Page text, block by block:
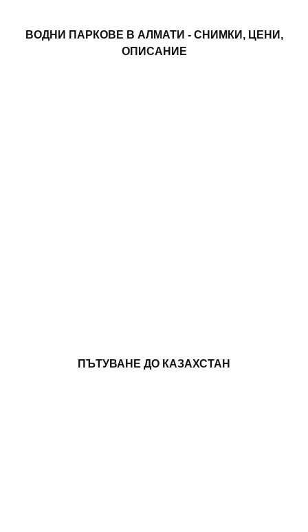
ВОДНИ ПАРКОВЕ В АЛМАТИ - СНИМКИ, ЦЕНИ,
ОПИСАНИЕ
ПЪТУВАНЕ ДО КАЗАХСТАН